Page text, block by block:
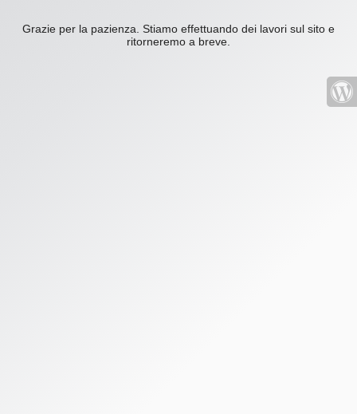
Grazie per la pazienza. Stiamo effettuando dei lavori sul sito e
ritorneremo a breve.